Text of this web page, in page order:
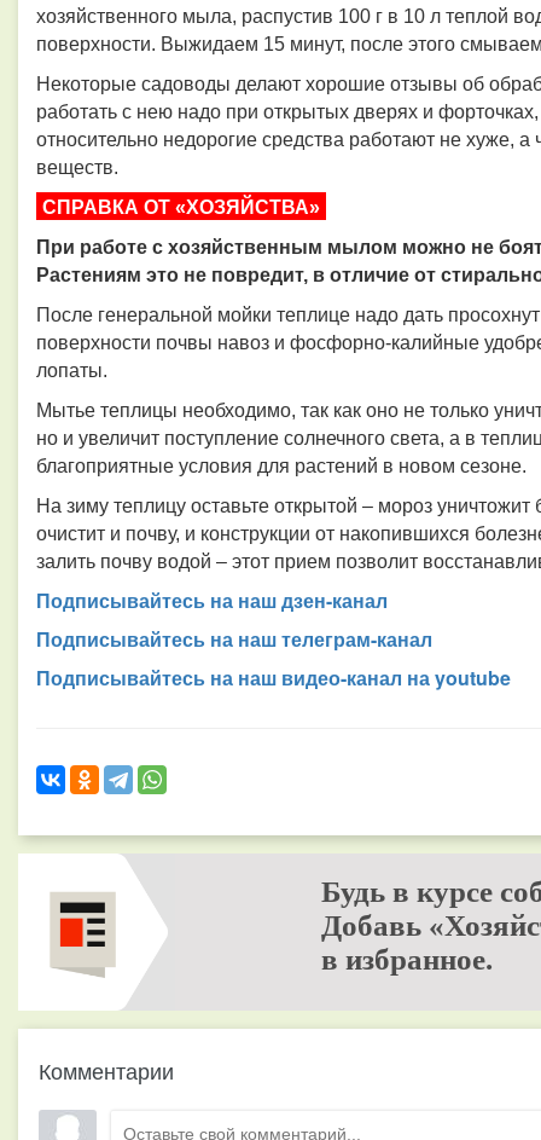
хозяйственного мыла, распустив 100 г в 10 л теплой
поверхности. Выжидаем 15 минут, после этого
Некоторые садоводы делают хорошие отзывы об
работать с нею надо при открытых дверях и
относительно недорогие средства работают не хуже,
веществ.
СПРАВКА ОТ «ХОЗЯЙСТВА»
При работе с хозяйственным мылом можно не
Растениям это не повредит, в отличие от
После генеральной мойки теплице надо дать
поверхности почвы навоз и фосфорно-калийные удоб
лопаты.
Мытье теплицы необходимо, так как оно не только
но и увеличит поступление солнечного света, а в
благоприятные условия для растений в новом сезоне.
На зиму теплицу оставьте открытой – мороз
очистит и почву, и конструкции от накопившихся
залить почву водой – этот прием позволит
Подписывайтесь на наш дзен-канал
Подписывайтесь на наш телеграм-канал
Подписывайтесь на наш видео-канал на youtube
Будь в курсе
Добавь
в избранное.
Комментарии